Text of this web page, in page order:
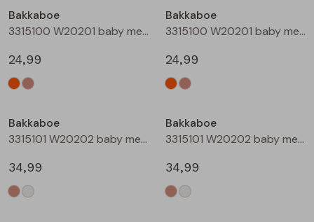
Blouses lange mouw
Sweatshirts
Gilet spencers
Bermuda's
Lange broek
Jackjes
Jassen
Leggings
Lange broeken
Lange broeken
Leggings
T-shirts lange mouw
Bakkaboe
3315100 W20201 baby meisjes buiten jack Perzik
24,99
Bakkaboe
3315100 W20201 baby meisjes buiten jack Zand
24,99
Bakkaboe
3315101 W20202 baby meisjes buiten jack Taupe
34,99
Bakkaboe
3315101 W20202 baby meisjes buiten jack Champagne
34,99